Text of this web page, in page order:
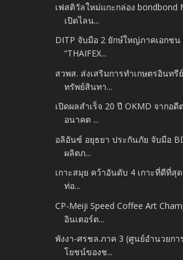
เฟสติวัลใหม่แกะกล่อง bondbond
เปิดไลน...
DITP จับมือ 2 ยักษ์ใหญ่ภาคเอกชน
“THAIFEX...
สวพส. ส่งเสริมการทำเกษตรอินทรี
ทรัพย์สินทา...
เปิดผลสำเร็จ 20 ปี OKMD จากอ
อนาคต ...
อลิอันซ์ อยุธยา ประกันภัย จับมือ
ผลิตภ...
เกาะสมุย คว้าอันดับ 4 เกาะที่ดีที่สุ
ท่อ...
CP-Meiji Speed Coffee Art
อินเตอร์ต...
พังงา-ศรชล.ภาค 3 (ศูนย์อำนวยกา
โยชน์ของช...